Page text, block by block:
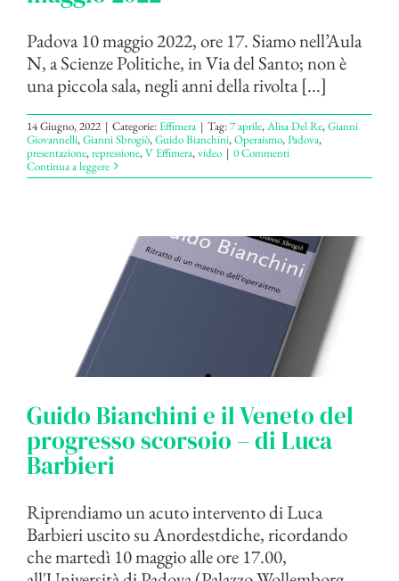
Padova 10 maggio 2022, ore 17. Siamo nell’Aula
N, a Scienze Politiche, in Via del Santo; non è
una piccola sala, negli anni della rivolta [...]
14 Giugno, 2022 | Categorie:Effimera | Tag:7 aprile,Alisa Del Re,Gianni
Giovannelli,Gianni Sbrogiò,Guido Bianchini,Operaismo,Padova,
presentazione,repressione,V Effimera,video | 0 Commenti
Continua a leggere
Guido Bianchini e il Veneto del
progresso scorsoio – di Luca
Barbieri
Riprendiamo un acuto intervento di Luca
Barbieri uscito su Anordestdiche, ricordando
che martedì 10 maggio alle ore 17.00,